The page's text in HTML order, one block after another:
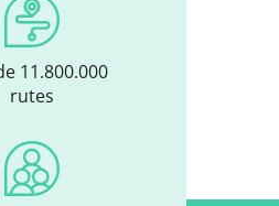
11.800.000
rutes